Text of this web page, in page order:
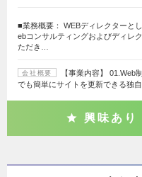
■業務概要： WEBディレクターと
ebコンサルティングおよびディレ
ただき…
会社概要
【事業内容】 01.Web
でも簡単にサイトを更新できる独
興味あり